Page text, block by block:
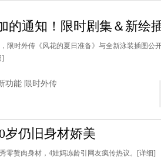
的通知！限时剧集＆新绘
限时外传《风花的夏日准备》与全新泳装插图公
]
功能 限时外传
岁仍旧身材娇美
零赘肉身材，4娃妈冻龄引网友疯传热议。 [详细]